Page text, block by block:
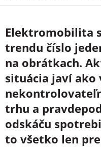
Elektromobilita
trendu číslo
na obrátkach.
situácia javí ako
trhu a
odskáču
to všetko len